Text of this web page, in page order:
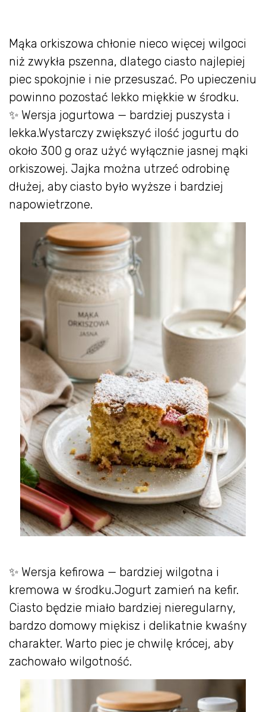
Mąka orkiszowa chłonie nieco więcej wilgoci
niż zwykła pszenna, dlatego ciasto najlepiej
piec spokojnie i nie przesuszać. Po upieczeniu
powinno pozostać lekko miękkie w środku.
✨ Wersja jogurtowa — bardziej puszysta i
lekka.Wystarczy zwiększyć ilość jogurtu do
około 300 g oraz użyć wyłącznie jasnej mąki
orkiszowej. Jajka można utrzeć odrobinę
dłużej, aby ciasto było wyższe i bardziej
napowietrzone.
✨ Wersja kefirowa — bardziej wilgotna i
kremowa w środku.Jogurt zamień na kefir.
Ciasto będzie miało bardziej nieregularny,
bardzo domowy miękisz i delikatnie kwaśny
charakter. Warto piec je chwilę krócej, aby
zachowało wilgotność.